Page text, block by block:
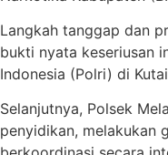
Langkah tanggap dan
bukti nyata keseriusan
Indonesia (Polri) di
Selanjutnya, Polsek
penyidikan, melakukan